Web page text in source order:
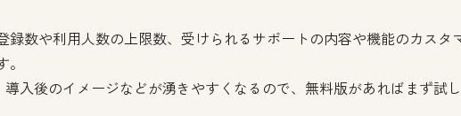
録数や利用人数の上限数、受けられるサポートの内容や機能のカス
入後のイメージなどが湧きやすくなるので、無料版があればまず試